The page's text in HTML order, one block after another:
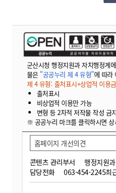
군산시청 행정지원과 자치행정계
물은 "공공누리 제 4 유형"에 따라
제 4 유형: 출처표시+상업적 이용
출처표시
비상업적 이용만 가능
변형 등 2차적 저작물 작성 금
※ 공공누리 마크를 클릭하시면
콘텐츠 관리부서
행정지원
담당전화
063-454-2245최
홈페이지 개선의견